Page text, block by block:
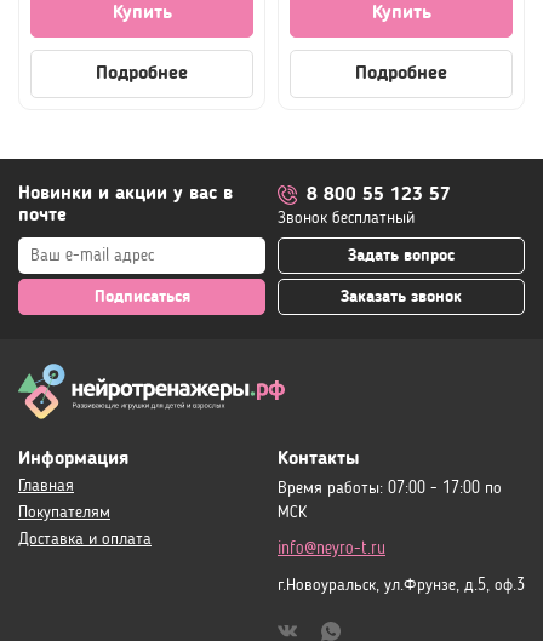
Купить
Подробнее
Купить
Подробнее
Новинки и акции у вас в
почте
Подписаться
8 800 55 123 57
Звонок бесплатный
Задать вопрос
Заказать звонок
Информация
Главная
Покупателям
Доставка и оплата
Контакты
Время работы: 07:00 - 17:00 по
МСК
info@neyro-t.ru
г.Новоуральск, ул.Фрунзе, д.5, оф.3